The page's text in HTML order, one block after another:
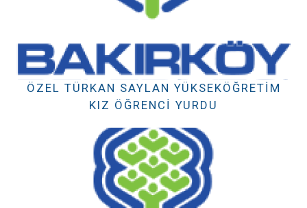
ÖZEL TÜRKAN SAYLAN YÜKSEKÖĞRETIM
KIZ ÖĞRENCI YURDU